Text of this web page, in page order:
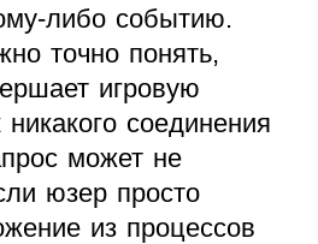
либо событию.
точно понять,
игровую
соединения
может не
юзер просто
из процессов